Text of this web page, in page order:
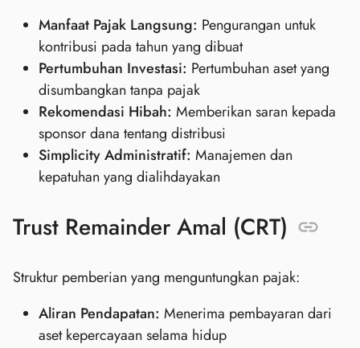
Manfaat Pajak Langsung: Pengurangan untuk
kontribusi pada tahun yang dibuat
Pertumbuhan Investasi: Pertumbuhan aset yang
disumbangkan tanpa pajak
Rekomendasi Hibah: Memberikan saran kepada
sponsor dana tentang distribusi
Simplicity Administratif: Manajemen dan
kepatuhan yang dialihdayakan
Trust Remainder Amal (CRT)
Struktur pemberian yang menguntungkan pajak:
Aliran Pendapatan: Menerima pembayaran dari
aset kepercayaan selama hidup